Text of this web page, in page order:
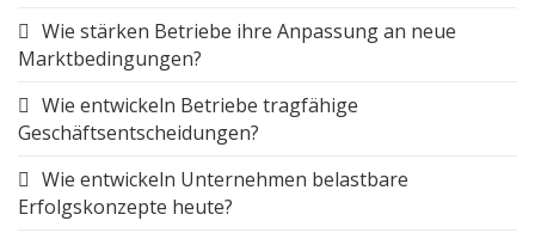
Wie stärken Betriebe ihre Anpassung an neue
Marktbedingungen?
Wie entwickeln Betriebe tragfähige
Geschäftsentscheidungen?
Wie entwickeln Unternehmen belastbare
Erfolgskonzepte heute?